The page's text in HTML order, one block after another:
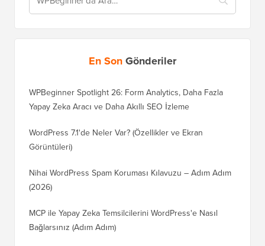
En SonGönderiler
WPBeginner Spotlight 26: Form Analytics, Daha Fazla
Yapay Zeka Aracı ve Daha Akıllı SEO İzleme
WordPress 7.1'de Neler Var? (Özellikler ve Ekran
Görüntüleri)
Nihai WordPress Spam Koruması Kılavuzu – Adım Adım
(2026)
MCP ile Yapay Zeka Temsilcilerini WordPress'e Nasıl
Bağlarsınız (Adım Adım)